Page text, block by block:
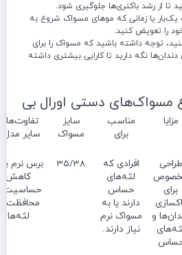
از رشد باکتری‌ها جلوگیری شود.
مسواک: هر ۳ تا ۴ ماه یک‌بار یا زمانی که موهای مسواک شروع به
را تعویض کنید.
توجه داشته باشید که مسواک را برای
نگه دارید تا کارایی بیشتری داشته
مسواک‌های دستی اورال بی
مزایا
مناسب
برای
سایز
مسواک
تفاوت‌ها
سایر
طراحی
برای
و
افرادی که
لثه‌های
حساس
دارند یا به
مسواک نرم
نیاز دارند.
35/38
برس نرم
کاهش
حساسیت
محافظت
لثه‌ها